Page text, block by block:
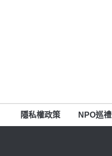
隱私權政策 NPO巡禮